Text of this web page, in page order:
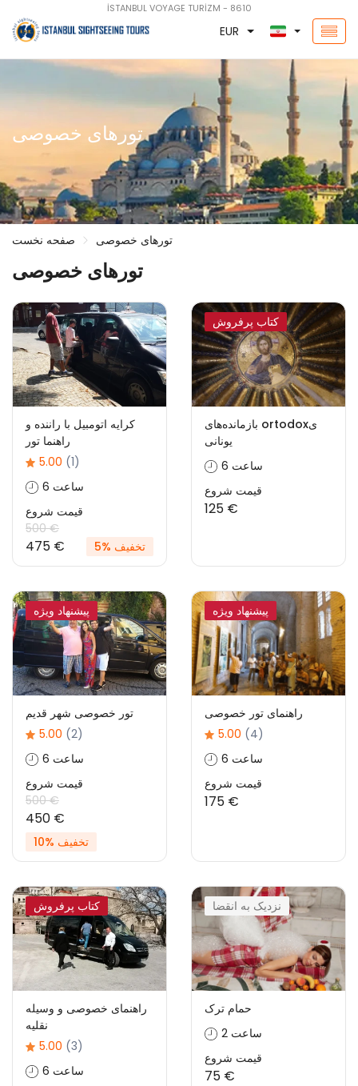
İSTANBUL VOYAGE TURİZM - 8610
EUR
تورهای خصوصی
صفحه نخست تورهای خصوصی
تورهای خصوصی
کرایه اتومبیل با راننده و
راهنما تور
5.00 (1)
6 ساعت
قیمت شروع
500 €
475 € تخفیف %5
کتاب پرفروش
بازمانده‌های ortodoxی
یونانی
6 ساعت
قیمت شروع
125 €
پیشنهاد ویژه
تور خصوصی شهر قدیم
5.00 (2)
6 ساعت
قیمت شروع
500 €
450 €
تخفیف %10
پیشنهاد ویژه
راهنمای تور خصوصی
5.00 (4)
6 ساعت
قیمت شروع
175 €
کتاب پرفروش
راهنمای خصوصی و وسیله
نقلیه
5.00 (3)
6 ساعت
نزدیک به انقضا
حمام ترک
2 ساعت
قیمت شروع
75 €